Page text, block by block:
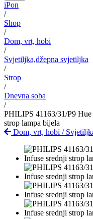
iPon
/
Shop
/
Dom, vrt, hobi
/
Svjetiljka,džepna svjetiljka
/
Strop
/
Dnevna soba
/
PHILIPS 41163/31/P9
strop lampa bijela
Dom, vrt, hobi /